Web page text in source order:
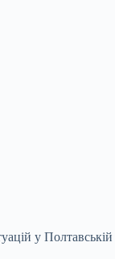
у Полтавській